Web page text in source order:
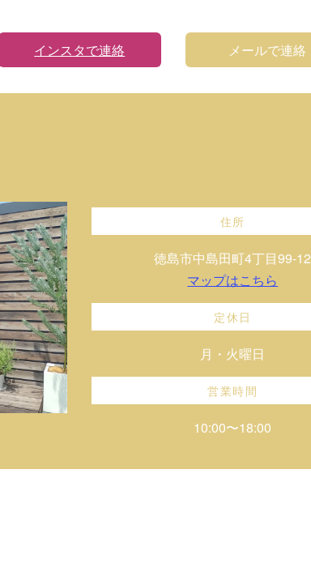
インスタで連絡 メールで連絡
住所
徳島市中島田町4丁目99-12
マップはこちら
定休日
月・火曜日
営業時間
10:00〜18:00